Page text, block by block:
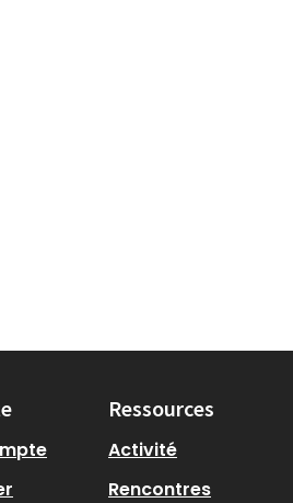
Ressources
Activité
Rencontres